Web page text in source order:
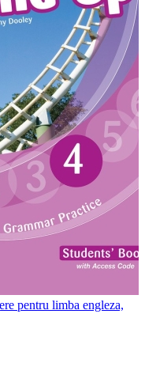
pentru limba engleza,